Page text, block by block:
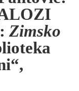
Zimsko